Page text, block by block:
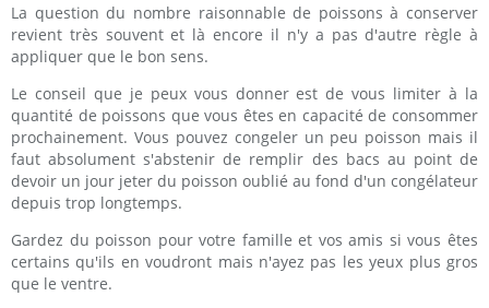
La question du nombre raisonnable de poissons à conserver
revient très souvent et là encore il n'y a pas d'autre règle à
appliquer que le bon sens.
Le conseil que je peux vous donner est de vous limiter à la
quantité de poissons que vous êtes en capacité de consommer
prochainement. Vous pouvez congeler un peu poisson mais il
faut absolument s'abstenir de remplir des bacs au point de
devoir un jour jeter du poisson oublié au fond d'un congélateur
depuis trop longtemps.
Gardez du poisson pour votre famille et vos amis si vous êtes
certains qu'ils en voudront mais n'ayez pas les yeux plus gros
que le ventre.